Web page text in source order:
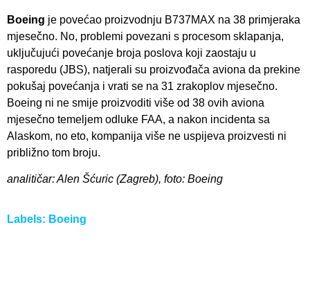
Boeing je povećao proizvodnju B737MAX na 38 primjeraka
mjesečno. No, problemi povezani s procesom sklapanja,
uključujući povećanje broja poslova koji zaostaju u
rasporedu (JBS), natjerali su proizvođača aviona da prekine
pokušaj povećanja i vrati se na 31 zrakoplov mjesečno.
Boeing ni ne smije proizvoditi više od 38 ovih aviona
mjesečno temeljem odluke FAA, a nakon incidenta sa
Alaskom, no eto, kompanija više ne uspijeva proizvesti ni
približno tom broju.
analitičar: Alen Šćuric (Zagreb), foto: Boeing
Labels: Boeing